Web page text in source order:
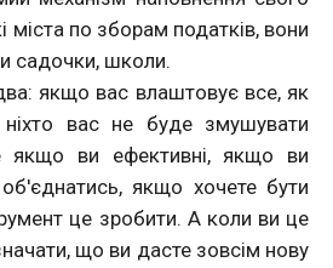
міста по зборам податків, вони
садочки, школи.
якщо вас влаштовує все, як
вас не буде змушувати
якщо ви ефективні, якщо ви
об'єднатись, якщо хочете бути
це зробити. А коли ви це
що ви дасте зовсім нову